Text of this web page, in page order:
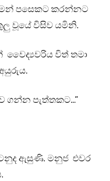
පසෙකට කරන්නට
වූයේ විසිව යමිනි.
විත් තමා
ගන්න පැත්තකට…”
ඇසුණි. මනුජ එවර